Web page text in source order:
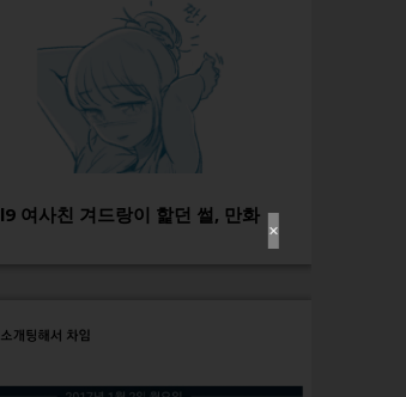
✕
l9 여사친 겨드랑이 핥던 썰, 만화